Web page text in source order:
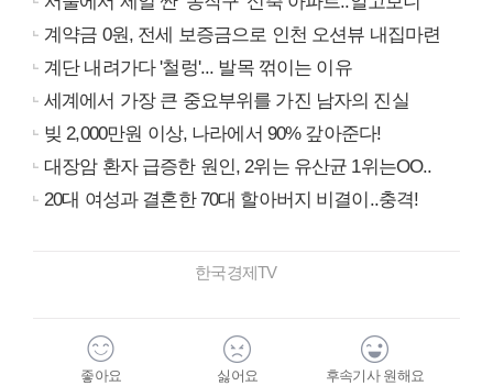
계약금 0원, 전세 보증금으로 인천 오션뷰 내집마련
계단 내려가다 '철렁'... 발목 꺾이는 이유
세계에서 가장 큰 중요부위를 가진 남자의 진실
빚 2,000만원 이상, 나라에서 90% 갚아준다!
대장암 환자 급증한 원인, 2위는 유산균 1위는OO..
20대 여성과 결혼한 70대 할아버지 비결이..충격!
한국경제TV
좋아요
싫어요
후속기사 원해요